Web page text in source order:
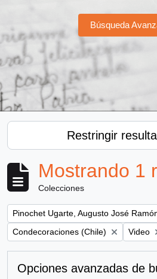
Búsqueda
Restringir
Mostrando 1
Colecciones
Remove filter:
Pinochet Ugarte, Augusto José
Remove filter:
Condecoraciones (Chile) Video
Opciones avanzadas de